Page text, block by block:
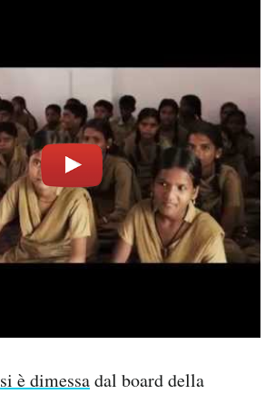
si è dimessadal board della